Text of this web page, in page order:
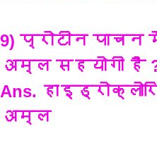
9) प्रोटीन पाचन
अम्ल सहयोगी है
Ans.
अम्ल